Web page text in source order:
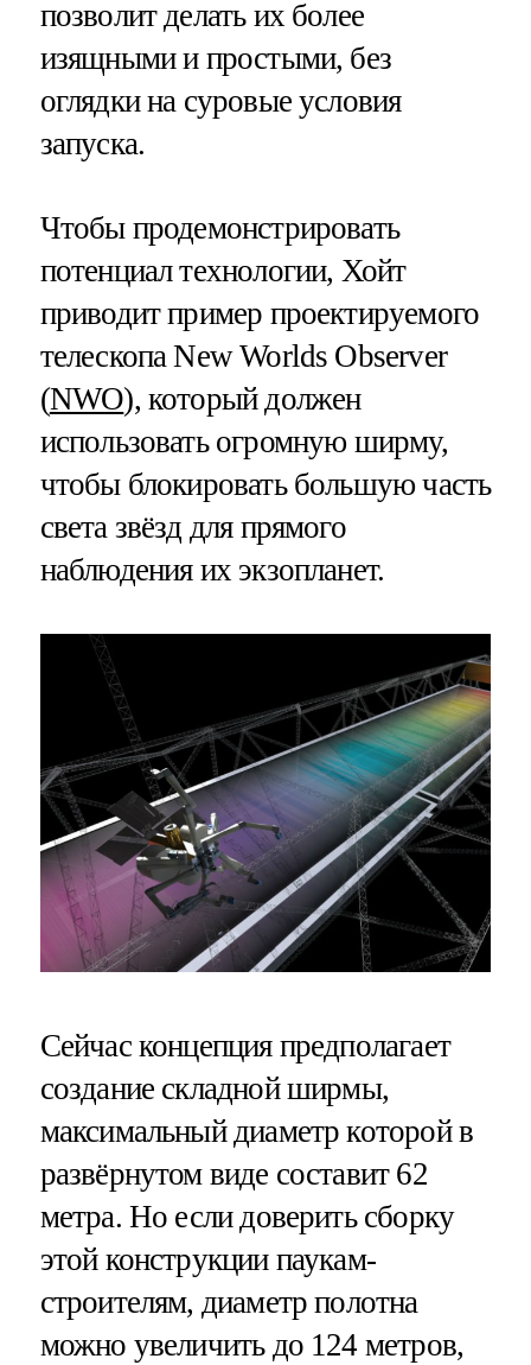
позволит делать их более
изящными и простыми, без
оглядки на суровые условия
запуска.
Чтобы продемонстрировать
потенциал технологии, Хойт
приводит пример проектируемого
телескопа New Worlds Observer
(NWO), который должен
использовать огромную ширму,
чтобы блокировать большую часть
света звёзд для прямого
наблюдения их экзопланет.
Сейчас концепция предполагает
создание складной ширмы,
максимальный диаметр которой в
развёрнутом виде составит 62
метра. Но если доверить сборку
этой конструкции паукам-
строителям, диаметр полотна
можно увеличить до 124 метров,